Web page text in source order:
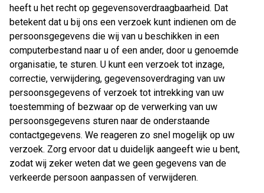
heeft u het recht op gegevensoverdraagbaarheid. Dat
betekent dat u bij ons een verzoek kunt indienen om de
persoonsgegevens die wij van u beschikken in een
computerbestand naar u of een ander, door u genoemde
organisatie, te sturen. U kunt een verzoek tot inzage,
correctie, verwijdering, gegevensoverdraging van uw
persoonsgegevens of verzoek tot intrekking van uw
toestemming of bezwaar op de verwerking van uw
persoonsgegevens sturen naar de onderstaande
contactgegevens. We reageren zo snel mogelijk op uw
verzoek. Zorg ervoor dat u duidelijk aangeeft wie u bent,
zodat wij zeker weten dat we geen gegevens van de
verkeerde persoon aanpassen of verwijderen.